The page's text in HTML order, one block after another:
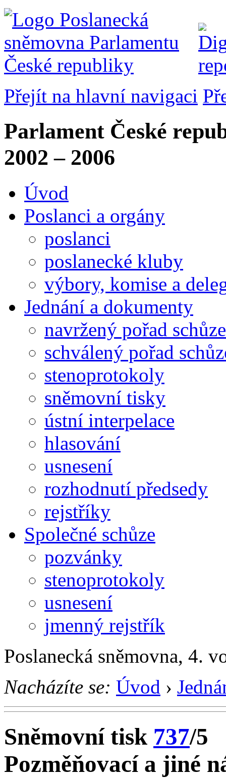
Přejít na hlavní navigaci
Parlament České
2002 – 2006
Úvod
Poslanci a orgány
poslanci
poslanecké kluby
výbory, komise a
Jednání a dokumenty
navržený pořad schůze
schválený pořad
stenoprotokoly
sněmovní tisky
ústní interpelace
hlasování
usnesení
rozhodnutí předsedy
rejstříky
Společné schůze
pozvánky
stenoprotokoly
usnesení
jmenný rejstřík
Poslanecká sněmovna, 4.
Nacházíte se: Úvod ›
Sněmovní tisk 737/5
Pozměňovací a jiné